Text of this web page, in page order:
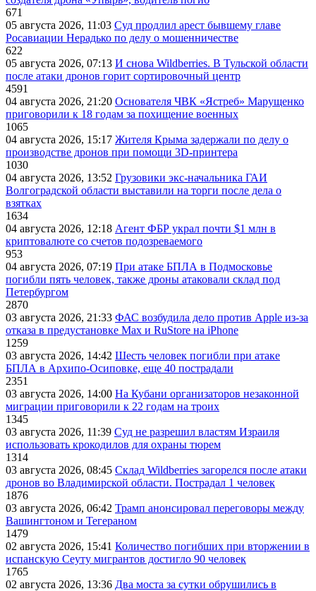
671
05 августа 2026, 11:03 Суд продлил арест бывшему главе
Росавиации Нерадько по делу о мошенничестве
622
05 августа 2026, 07:13 И снова Wildberries. В Тульской области
после атаки дронов горит сортировочный центр
4591
04 августа 2026, 21:20 Основателя ЧВК «Ястреб» Марущенко
приговорили к 18 годам за похищение военных
1065
04 августа 2026, 15:17 Жителя Крыма задержали по делу о
производстве дронов при помощи 3D‑принтера
1030
04 августа 2026, 13:52 Грузовики экс-начальника ГАИ
Волгоградской области выставили на торги после дела о
взятках
1634
04 августа 2026, 12:18 Агент ФБР украл почти $1 млн в
криптовалюте со счетов подозреваемого
953
04 августа 2026, 07:19 При атаке БПЛА в Подмосковье
погибли пять человек, также дроны атаковали склад под
Петербургом
2870
03 августа 2026, 21:33 ФАС возбудила дело против Apple из-за
отказа в предустановке Max и RuStore на iPhone
1259
03 августа 2026, 14:42 Шесть человек погибли при атаке
БПЛА в Архипо-Осиповке, еще 40 пострадали
2351
03 августа 2026, 14:00 На Кубани организаторов незаконной
миграции приговорили к 22 годам на троих
1345
03 августа 2026, 11:39 Суд не разрешил властям Израиля
использовать крокодилов для охраны тюрем
1314
03 августа 2026, 08:45 Склад Wildberries загорелся после атаки
дронов во Владимирской области. Пострадал 1 человек
1876
03 августа 2026, 06:42 Трамп анонсировал переговоры между
Вашингтоном и Тегераном
1479
02 августа 2026, 15:41 Количество погибших при вторжении в
испанскую Сеуту мигрантов достигло 90 человек
1765
02 августа 2026, 13:36 Два моста за сутки обрушились в